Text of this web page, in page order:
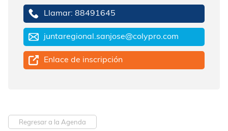
Llamar: 88491645
juntaregional.sanjose@colypro.com
Enlace de inscripción
Regresar a la Agenda